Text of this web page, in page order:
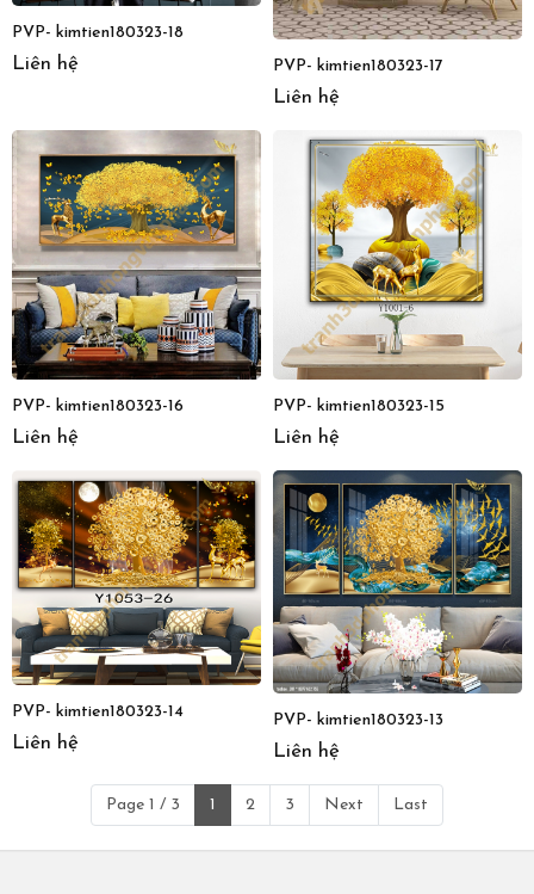
PVP- kimtien180323-18
Liên hệ PVP- kimtien180323-17
Liên hệ
PVP- kimtien180323-16
Liên hệ
PVP- kimtien180323-15
Liên hệ
PVP- kimtien180323-14
Liên hệ
PVP- kimtien180323-13
Liên hệ
Page 1 / 3 1 2 3 Next Last